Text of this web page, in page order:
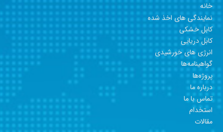
خانه
نمایندگی های اخذ شده
کابل خشکی
کابل دریایی
انرژی های خورشیدی
گواهینامه‎‎‎‎‎‎‎‎‎‎‎ها
پروژه‎‎‎‎‎‎‎‎‎‎‎‎‎ها
درباره ما
تماس با ما
استخدام
مقالات